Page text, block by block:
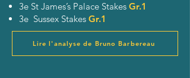
3e St James’s Palace Stakes Gr.1
3e Sussex Stakes Gr.1
Lire l'analyse de Bruno Barbereau